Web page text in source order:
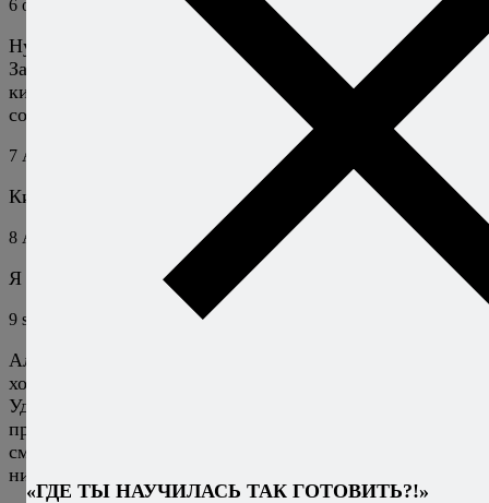
6 oikuméne Ответить
Ну да :)
Заправка у меня вкусная получилась. Маринад от
кисло-сладких маринованных огурцов ;) плюс чуть
соли.
7 Алексей Онегин Ответить
Кисло-сладко-соленая!
8 Алексей Онегин 13 мая 2010 Ответить
Я тоже не сам додумался, у иностранцев подглядел. ;)
9 shendy Ответить
Алексей, классный рецепт, такой простой, но очень
хороший. Как раз может сегодня приготовлю.
Удивительно, вырезать мякоть у огурцов, и салат
принимает абсолютно другой вид. Так красиво
смотрятся на тарелке эти полумесяцы из огурцов,
никогда бы не додумалась до такого.
«ГДЕ ТЫ НАУЧИЛАСЬ ТАК ГОТОВИТЬ?!»